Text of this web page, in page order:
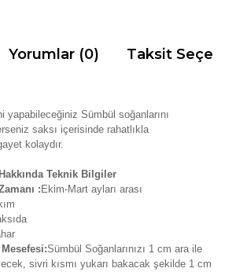
Yorumlar (0) Taksit
yapabileceğiniz Sümbül soğanlarını
saksı içerisinde rahatlıkla
kolaydır.
Teknik Bilgiler
: Ekim-Mart ayları arası
Sümbül Soğanlarınızı 1 cm ara ile
sivri kısmı yukarı bakacak şekilde 1 cm